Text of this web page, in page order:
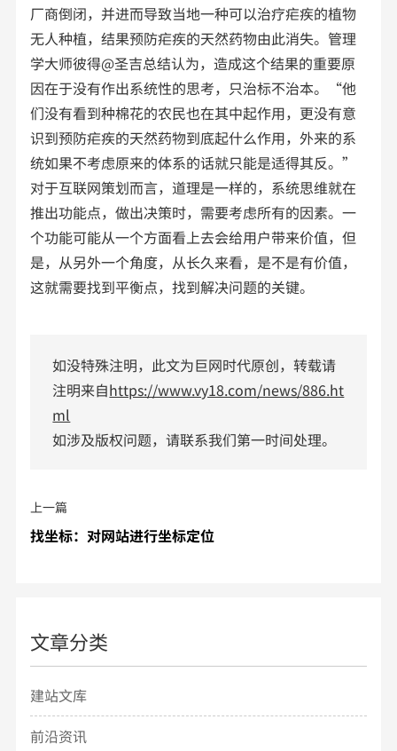
厂商倒闭，并进而导致当地一种可以治疗疟疾的植物
无人种植，结果预防疟疾的天然药物由此消失。管理
学大师彼得@圣吉总结认为，造成这个结果的重要原
因在于没有作出系统性的思考，只治标不治本。“他
们没有看到种棉花的农民也在其中起作用，更没有意
识到预防疟疾的天然药物到底起什么作用，外来的系
统如果不考虑原来的体系的话就只能是适得其反。”
对于互联网策划而言，道理是一样的，系统思维就在
推出功能点，做出决策时，需要考虑所有的因素。一
个功能可能从一个方面看上去会给用户带来价值，但
是，从另外一个角度，从长久来看，是不是有价值，
这就需要找到平衡点，找到解决问题的关键。
如没特殊注明，此文为巨网时代原创，转载请
注明来自https://www.vy18.com/news/886.ht
ml
如涉及版权问题，请联系我们第一时间处理。
上一篇
找坐标：对网站进行坐标定位
文章分类
建站文库
前沿资讯